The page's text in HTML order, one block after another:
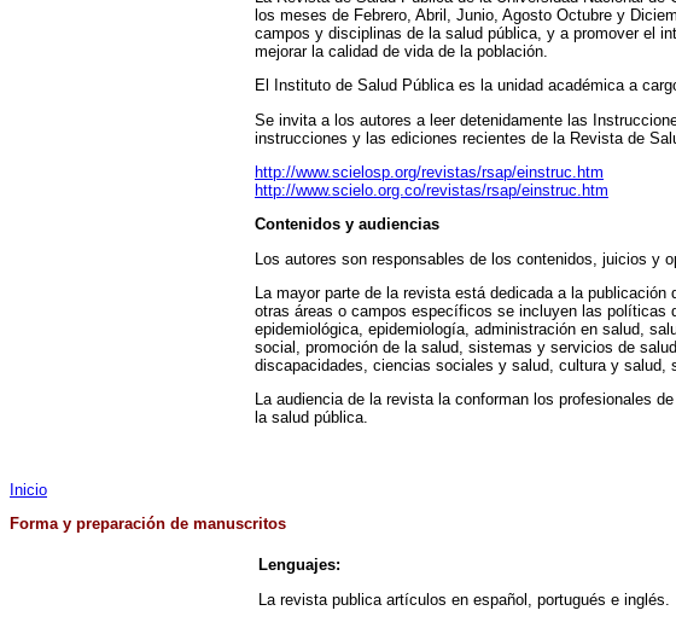
los meses de Febrero, Abril, Junio, Agosto Octubre y
campos y disciplinas de la salud pública, y a promover el
mejorar la calidad de vida de la población.
El Instituto de Salud Pública es la unidad académica a
Se invita a los autores a leer detenidamente las
instrucciones y las ediciones recientes de la Revista de
http://www.scielosp.org/revistas/rsap/einstruc.htm
http://www.scielo.org.co/revistas/rsap/einstruc.htm
Contenidos y audiencias
Los autores son responsables de los contenidos, juicios y
La mayor parte de la revista está dedicada a la
otras áreas o campos específicos se incluyen las políticas
epidemiológica, epidemiología, administración en salud,
social, promoción de la salud, sistemas y servicios de
discapacidades, ciencias sociales y salud, cultura y salud,
La audiencia de la revista la conforman los profesionales
la salud pública.
Inicio
Forma y preparación de manuscritos
Lenguajes:
La revista publica artículos en español, portugués e inglés.